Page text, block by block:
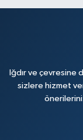
Iğdır ve çevresine
sizlere hizmet